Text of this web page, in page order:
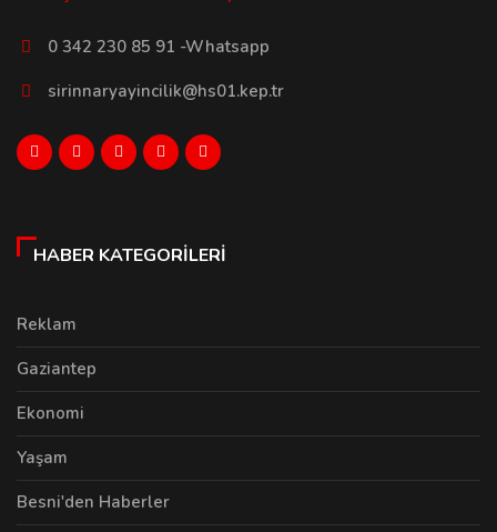
0 342 230 85 91 -Whatsapp
sirinnaryayincilik@hs01.kep.tr
HABER KATEGORILERI
Reklam
Gaziantep
Ekonomi
Yaşam
Besni'den Haberler